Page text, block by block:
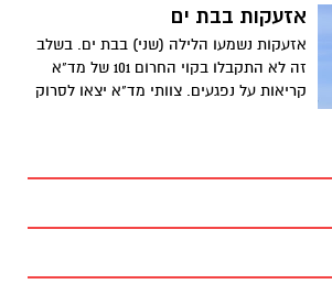
אביב
אזעקות בבת ים
אזעקות נשמעו הלילה (שני) בבת ים. בשלב
זה לא התקבלו בקוי החרום 101 של מד"א
קריאות על נפגעים. צוותי מד"א יצאו לסרוק